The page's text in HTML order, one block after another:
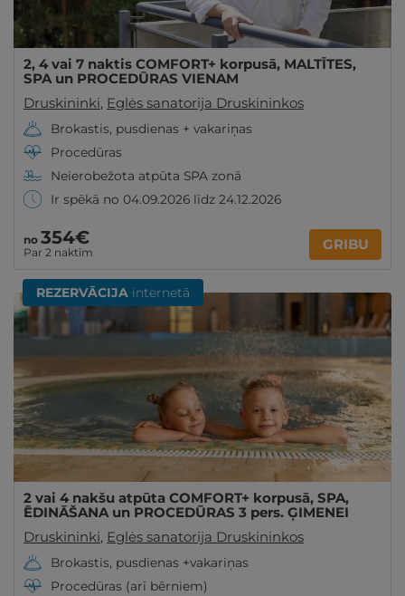
2, 4 vai 7 naktis COMFORT+ korpusā, MALTĪTES,
SPA un PROCEDŪRAS VIENAM
Druskininki, Eglės sanatorija Druskininkos
Brokastis, pusdienas + vakariņas
Procedūras
Neierobežota atpūta SPA zonā
Ir spēkā no 04.09.2026 līdz 24.12.2026
no 354€
Par 2 naktīm GRIBU
REZERVĀCIJA internetā
2 vai 4 nakšu atpūta COMFORT+ korpusā, SPA,
ĒDINĀŠANA un PROCEDŪRAS 3 pers. ĢIMENEI
Druskininki, Eglės sanatorija Druskininkos
Brokastis, pusdienas +vakariņas
Procedūras (arī bērniem)